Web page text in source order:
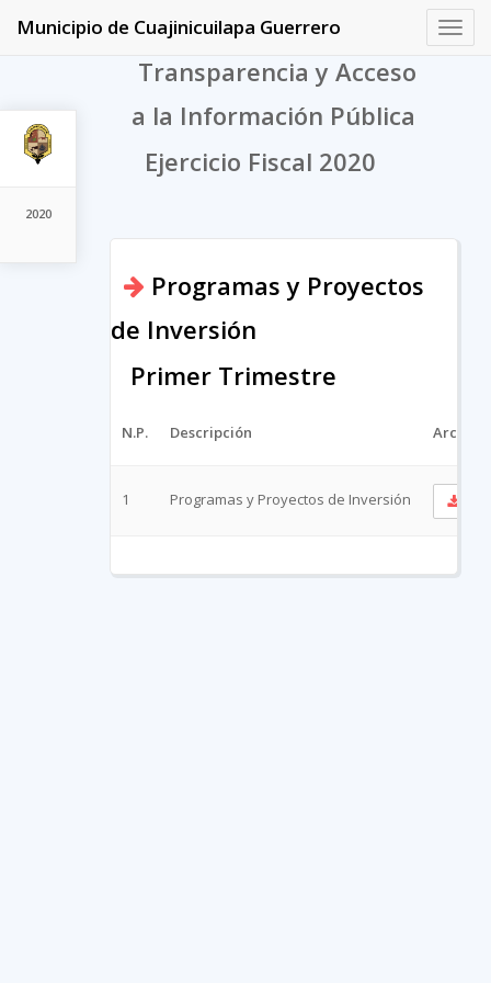
2020
Municipio de Cuajinicuilapa Guerrero
Transparencia y Acceso
a la Información Pública
Ejercicio Fiscal 2020
Programas y Proyectos
de Inversión
Primer Trimestre
N.P. Descripción Archivo
1 Programas y Proyectos de Inversión